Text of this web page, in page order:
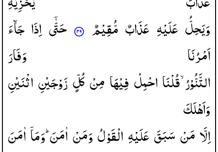
وَیَحِلُّ عَلَیْهِ عَذَابٌ مُّقِیْمٌ حَتّٰۤی اِذَا جَآءَ
اَمْرُنَا
وَفَارَ
التَّنُّوْرُ ۙقُلْنَااحْمِلْفِیْهَامِنْكُلٍّزَوْجَیْنِاثْنَیْنِ
وَاَهْلَكَ
اِلَّامَنْسَبَقَعَلَیْهِالْقَوْلُوَمَنْاٰمَنَ ؕوَمَاۤاٰمَنَ